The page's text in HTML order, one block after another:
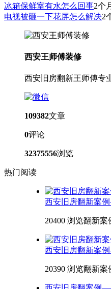
冰箱保鲜室有水怎么回事2个
电视被砸一下花屏怎么解决2
西安王师傅装修
西安旧房翻新王师傅专
109382文章
0评论
32375556浏览
热门阅读
西安旧房翻新案
20400 浏览翻新案
西安旧房翻新案
20390 浏览翻新案